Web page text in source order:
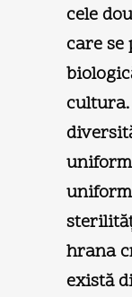
cele
care
hrana
există